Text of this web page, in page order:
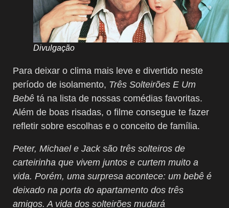
Divulgação
Para deixar o clima mais leve e divertido neste
período de isolamento, Três Solteirões E Um
Bebê tá na lista de nossas comédias favoritas.
Além de boas risadas, o filme consegue te fazer
refletir sobre escolhas e o conceito de família.
Peter, Michael e Jack são três solteiros de
carteirinha que vivem juntos e curtem muito a
vida. Porém, uma surpresa acontece: um bebê é
deixado na porta do apartamento dos três
amigos. A vida dos solteirões mudará